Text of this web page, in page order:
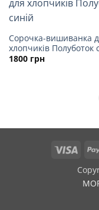
Сорочка-вишиванка
хлопчиків Полуботок
1800 грн
Visa